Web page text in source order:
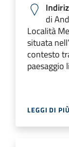
di
Località
situata
contesto
paesaggio
LEGGI DI PIÙ